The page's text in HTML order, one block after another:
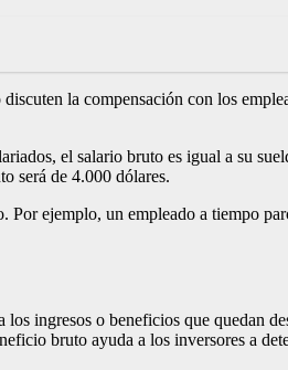
la compensación con los
el salario bruto es igual a su
será de 4.000 dólares.
ejemplo, un empleado a tiempo
ingresos o beneficios que quedan
bruto ayuda a los inversores a